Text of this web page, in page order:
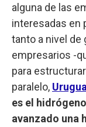
alguna de las
interesadas en
tanto a nivel de
empresarios -
para
paralelo,
es el
avanzado una